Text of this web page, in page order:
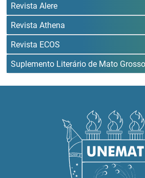
Revista Alere
Revista Athena
Revista ECOS
Suplemento Literário de Mato